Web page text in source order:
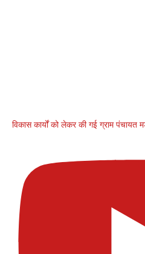
विकास कार्यों को लेकर की गई ग्राम पंचायत